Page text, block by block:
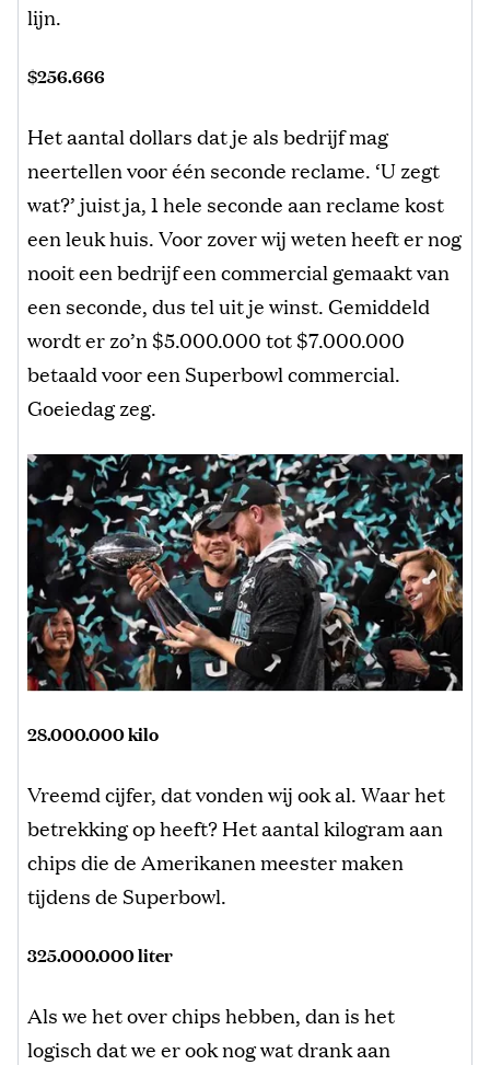
lijn.
$256.666
Het aantal dollars dat je als bedrijf mag
neertellen voor één seconde reclame. ‘U zegt
wat?’ juist ja, 1 hele seconde aan reclame kost
een leuk huis. Voor zover wij weten heeft er nog
nooit een bedrijf een commercial gemaakt van
een seconde, dus tel uit je winst. Gemiddeld
wordt er zo’n $5.000.000 tot $7.000.000
betaald voor een Superbowl commercial.
Goeiedag zeg.
28.000.000 kilo
Vreemd cijfer, dat vonden wij ook al. Waar het
betrekking op heeft? Het aantal kilogram aan
chips die de Amerikanen meester maken
tijdens de Superbowl.
325.000.000 liter
Als we het over chips hebben, dan is het
logisch dat we er ook nog wat drank aan